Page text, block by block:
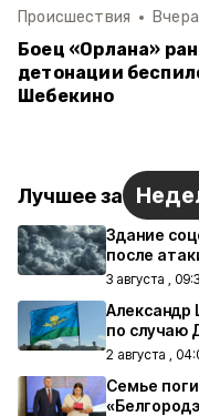
Происшествия
Боец «Орлана»
детонации
Шебекино
Лучшее за
Здание
после
3 августа ,
Александр
по случаю
2 августа ,
Семье